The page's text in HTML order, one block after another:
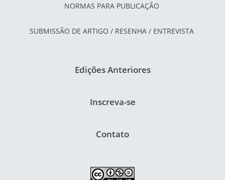
NORMAS PARA PUBLICAÇÃO
SUBMISSÃO DE ARTIGO / RESENHA / ENTREVISTA
Edições Anteriores
Inscreva-se
Contato